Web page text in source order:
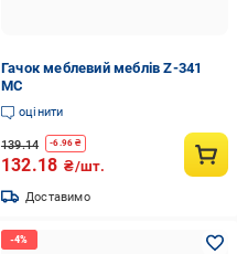
Гачок меблевий меблів Z-341
MC
оцінити
139.14 -6.96 ₴
132.18 ₴/шт.
Доставимо